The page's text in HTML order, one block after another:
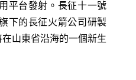
平台發射。長征十一號
下的長征火箭公司研製
山東省沿海的一個新生